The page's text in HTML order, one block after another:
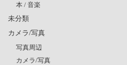
本 / 音楽
未分類
カメラ/写真
写真周辺
カメラ/写真